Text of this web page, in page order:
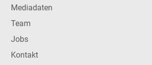
Mediadaten
Team
Jobs
Kontakt